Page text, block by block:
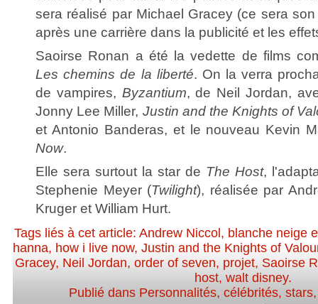
sera réalisé par Michael Gracey (ce sera
après une carrière dans la publicité et les
Saoirse Ronan a été la vedette de films
Les chemins de la liberté. On la verra
de vampires, Byzantium, de Neil Jordan,
Jonny Lee Miller, Justin and the Knights of
et Antonio Banderas, et le nouveau Kevin
Now.
Elle sera surtout la star de The Host,
Stephenie Meyer (Twilight), réalisée par
Kruger et William Hurt.
Tags liés à cet article:Andrew Niccol , blanche neige
hanna, how i live now, Justin and the Knights of
Gracey, Neil Jordan, order of seven, projet, Saoirse
host,walt disney.
Publié dans Personnalités, célébrités, stars